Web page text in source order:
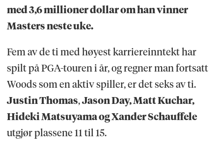
med 3,6 millioner dollar om han vinner
Masters neste uke.
Fem av de ti med høyest karriereinntekt har
spilt på PGA-touren i år, og regner man fortsatt
Woods som en aktiv spiller, er det seks av ti.
Justin Thomas,Jason Day, Matt Kuchar,
Hideki Matsuyama og Xander Schauffele
utgjør plassene 11 til 15.